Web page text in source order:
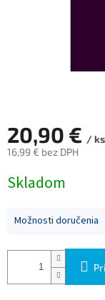
20,90 € / ks
16,99 € bez DPH
cena:
Skladom
Možnosti doručenia